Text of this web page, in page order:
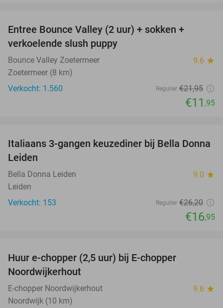
Entree Bounce Valley (2 uur) + sokken +
verkoelende slush puppy
Bounce Valley Zoetermeer 9.6 star
Zoetermeer (8 km)
Verkocht: 1.560
Regulier €21,95
€11 ,95
35%
Italiaans 3-gangen keuzediner bij Bella Donna
Leiden
Bella Donna Leiden 9.0 star
Leiden
Verkocht: 153
Regulier €26,20
€16,95
Huur e-chopper (2,5 uur) bij E-chopper
Noordwijkerhout
E-chopper Noordwijkerhout 9.6 star
Noordwijk (10 km)